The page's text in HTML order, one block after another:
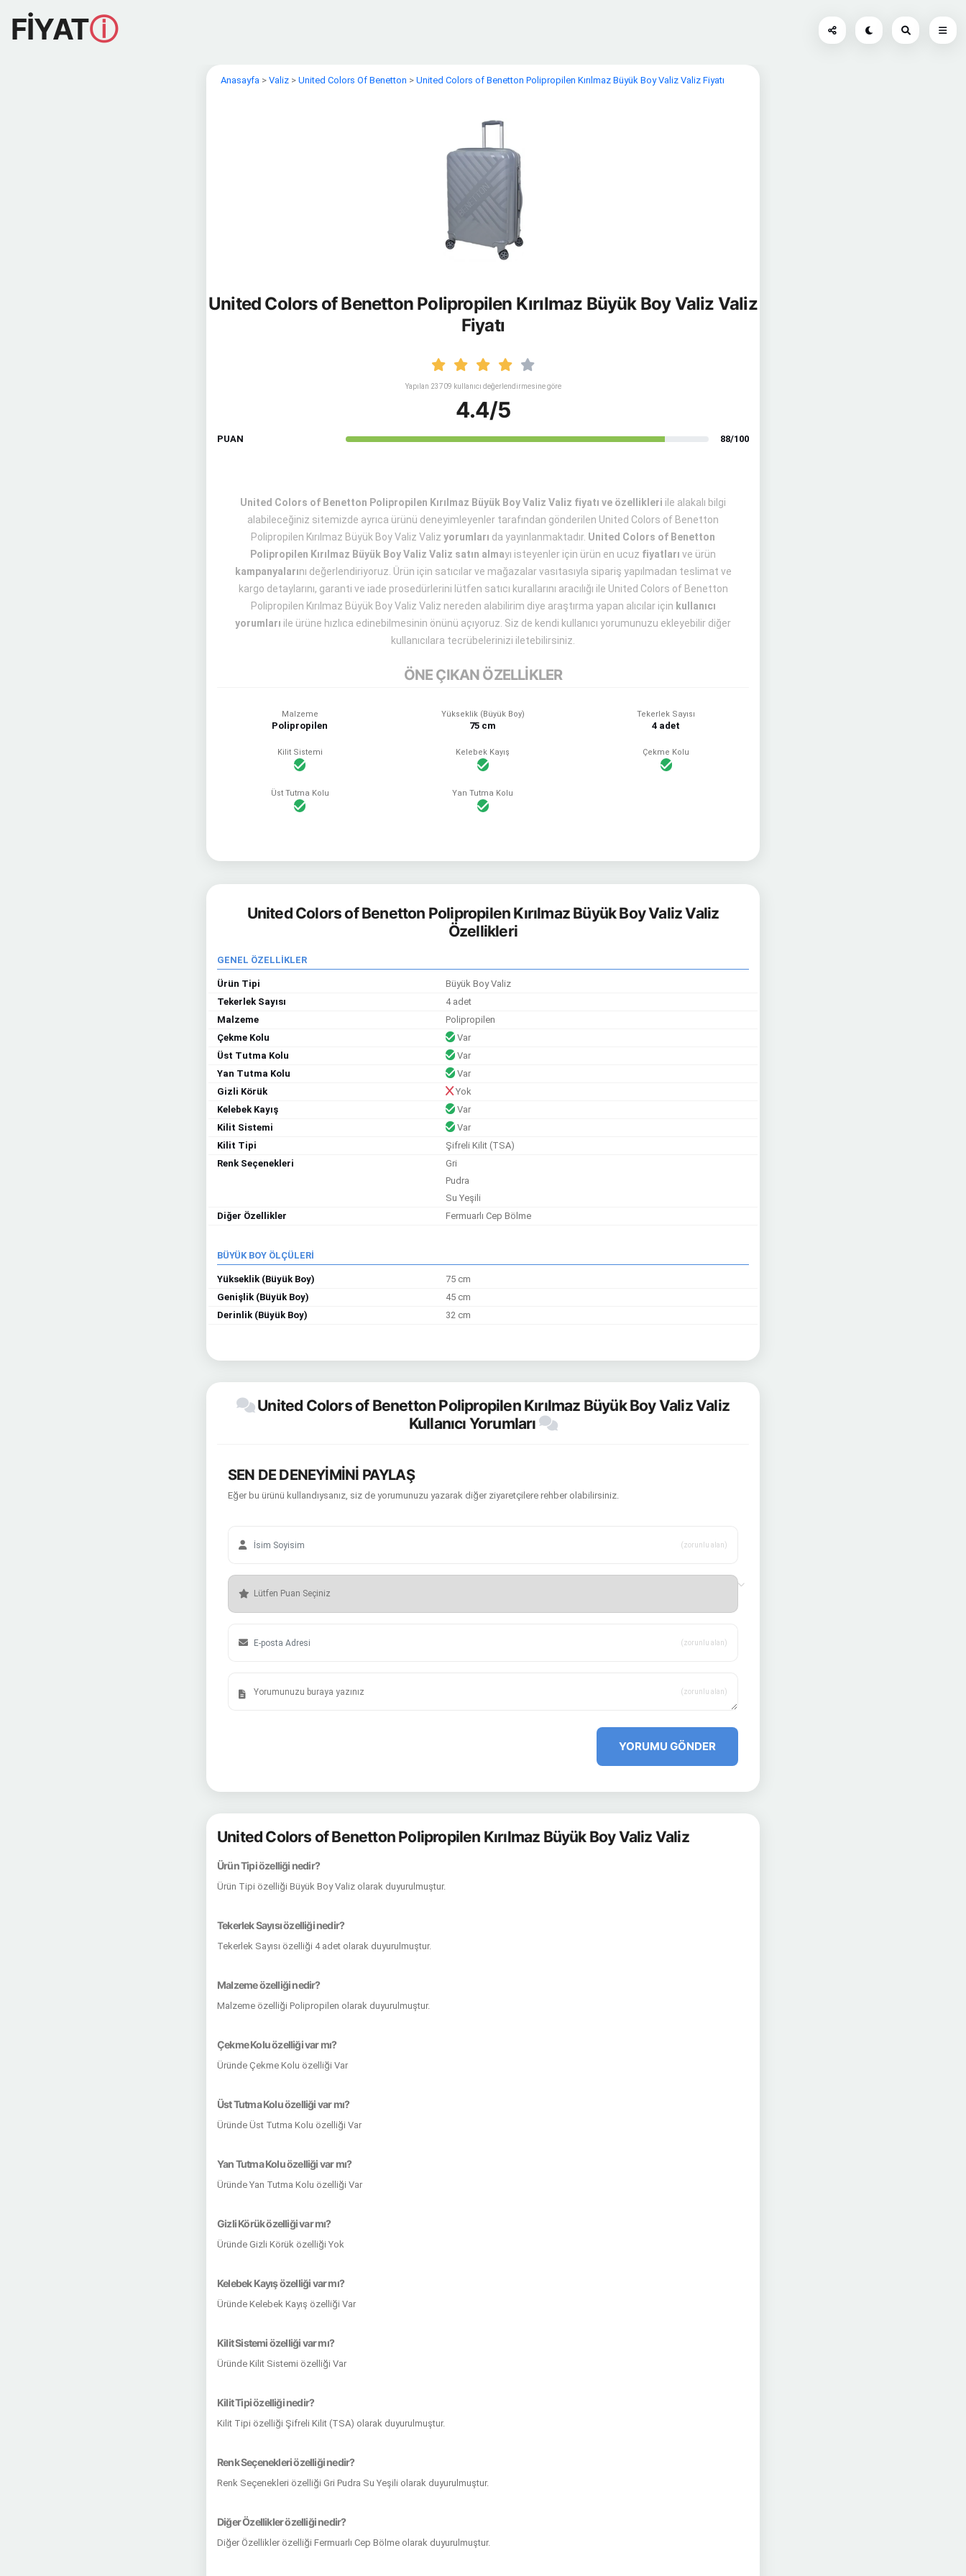
FİYATⓘ
Anasayfa > Valiz > United Colors Of Benetton > United Colors of Benetton Polipropilen Kırılmaz Büyük Boy Valiz Valiz Fiyatı
United Colors of Benetton Polipropilen Kırılmaz Büyük Boy Valiz Valiz
Fiyatı
Yapılan 23709 kullanıcı değerlendirmesine göre
4.4/5
PUAN 88/100
United Colors of Benetton Polipropilen Kırılmaz Büyük Boy Valiz Valiz fiyatı ve özellikleri ile alakalı bilgi
alabileceğiniz sitemizde ayrıca ürünü deneyimleyenler tarafından gönderilen United Colors of Benetton
Polipropilen Kırılmaz Büyük Boy Valiz Valiz yorumları da yayınlanmaktadır. United Colors of Benetton
Polipropilen Kırılmaz Büyük Boy Valiz Valiz satın almayı isteyenler için ürün en ucuz fiyatları ve ürün
kampanyalarını değerlendiriyoruz. Ürün için satıcılar ve mağazalar vasıtasıyla sipariş yapılmadan teslimat ve
kargo detaylarını, garanti ve iade prosedürlerini lütfen satıcı kurallarını aracılığı ile United Colors of Benetton
Polipropilen Kırılmaz Büyük Boy Valiz Valiz nereden alabilirim diye araştırma yapan alıcılar için kullanıcı
yorumları ile ürüne hızlıca edinebilmesinin önünü açıyoruz. Siz de kendi kullanıcı yorumunuzu ekleyebilir diğer
kullanıcılara tecrübelerinizi iletebilirsiniz.
ÖNE ÇIKAN ÖZELLİKLER
Malzeme
Polipropilen
Yükseklik (Büyük Boy)
75 cm
Tekerlek Sayısı
4 adet
Kilit Sistemi Kelebek Kayış Çekme Kolu
Üst Tutma Kolu Yan Tutma Kolu
United Colors of Benetton Polipropilen Kırılmaz Büyük Boy Valiz Valiz
Özellikleri
GENEL ÖZELLİKLER
Ürün Tipi
Büyük Boy Valiz
Tekerlek Sayısı
4 adet
Malzeme
Polipropilen
Çekme Kolu
Var
Üst Tutma Kolu
Var
Yan Tutma Kolu
Var
Gizli Körük
Yok
Kelebek Kayış
Var
Kilit Sistemi
Var
Kilit Tipi
Şifreli Kilit (TSA)
Renk Seçenekleri
Gri
Pudra
Su Yeşili
Diğer Özellikler
Fermuarlı Cep Bölme
BÜYÜK BOY ÖLÇÜLERİ
Yükseklik (Büyük Boy)
75 cm
Genişlik (Büyük Boy)
45 cm
Derinlik (Büyük Boy)
32 cm
United Colors of Benetton Polipropilen Kırılmaz Büyük Boy Valiz Valiz
Kullanıcı Yorumları
SEN DE DENEYİMİNİ PAYLAŞ
Eğer bu ürünü kullandıysanız, siz de yorumunuzu yazarak diğer ziyaretçilere rehber olabilirsiniz.
(zorunlu alan)
(zorunlu alan)
(zorunlu alan)
YORUMU GÖNDER
United Colors of Benetton Polipropilen Kırılmaz Büyük Boy Valiz Valiz
Ürün Tipi özelliği nedir?
Ürün Tipi özelliği Büyük Boy Valiz olarak duyurulmuştur.
Tekerlek Sayısı özelliği nedir?
Tekerlek Sayısı özelliği 4 adet olarak duyurulmuştur.
Malzeme özelliği nedir?
Malzeme özelliği Polipropilen olarak duyurulmuştur.
Çekme Kolu özelliği var mı?
Üründe Çekme Kolu özelliği Var
Üst Tutma Kolu özelliği var mı?
Üründe Üst Tutma Kolu özelliği Var
Yan Tutma Kolu özelliği var mı?
Üründe Yan Tutma Kolu özelliği Var
Gizli Körük özelliği var mı?
Üründe Gizli Körük özelliği Yok
Kelebek Kayış özelliği var mı?
Üründe Kelebek Kayış özelliği Var
Kilit Sistemi özelliği var mı?
Üründe Kilit Sistemi özelliği Var
Kilit Tipi özelliği nedir?
Kilit Tipi özelliği Şifreli Kilit (TSA) olarak duyurulmuştur.
Renk Seçenekleri özelliği nedir?
Renk Seçenekleri özelliği Gri Pudra Su Yeşili olarak duyurulmuştur.
Diğer Özellikler özelliği nedir?
Diğer Özellikler özelliği Fermuarlı Cep Bölme olarak duyurulmuştur.